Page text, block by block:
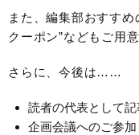
また、編集部おすす
クーポン”などもご用
さらに、今後は……
読者の代表として
企画会議へのご参加